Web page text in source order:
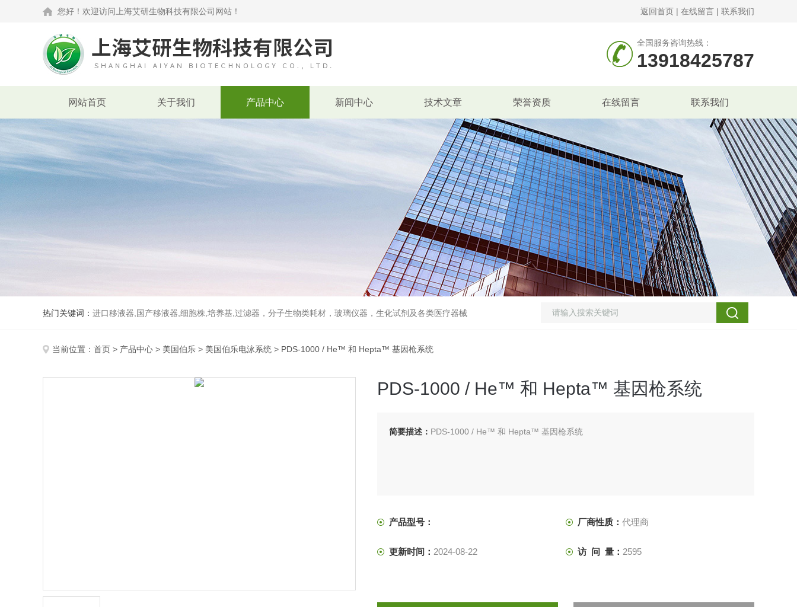
您好！欢迎访问上海艾研生物科技有限公司网站！ 返回首页 | 在线留言 | 联系我们
全国服务咨询热线：
13918425787
网站首页 关于我们 产品中心 新闻中心 技术文章 荣誉资质 在线留言 联系我们
热门关键词： 进口移液器,国产移液器,细胞株,培养基,过滤器，分子生物类耗材，玻璃仪器，生化试剂及各类医疗器械
当前位置： 首页 > 产品中心 > 美国伯乐 > 美国伯乐电泳系统 > PDS-1000 / He™ 和 Hepta™ 基因枪系统
PDS-1000 / He™ 和 Hepta™ 基因枪系统
简要描述： PDS-1000 / He™ 和 Hepta™ 基因枪系统
产品型号： 厂商性质： 代理商
更新时间： 2024-08-22 访 问 量： 2595